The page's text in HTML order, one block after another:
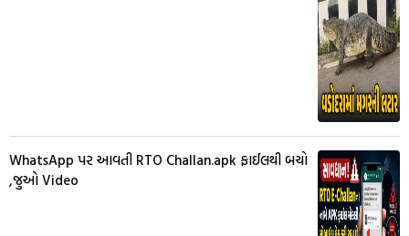
WhatsApp પર આવતી RTO Challan.apk ફાઈલથી બચો
,જુઓ Video